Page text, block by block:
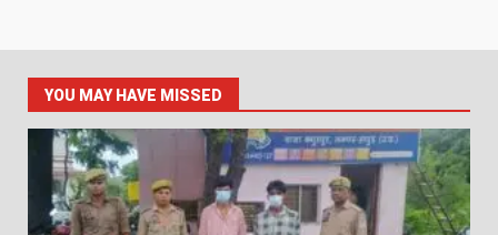
YOU MAY HAVE MISSED